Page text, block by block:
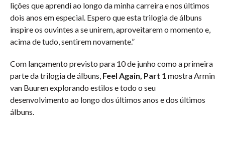
lições que aprendi ao longo da minha carreira e nos últimos
dois anos em especial. Espero que esta trilogia de álbuns
inspire os ouvintes a se unirem, aproveitarem o momento e,
acima de tudo, sentirem novamente.”
Com lançamento previsto para 10 de junho como a primeira
parte da trilogia de álbuns, Feel Again, Part 1 mostra Armin
van Buuren explorando estilos e todo o seu
desenvolvimento ao longo dos últimos anos e dos últimos
álbuns.